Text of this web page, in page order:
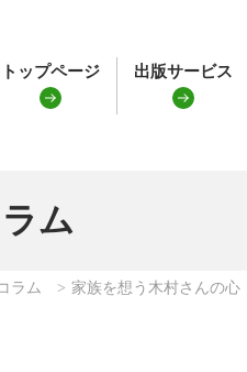
トップページ 出版サービス
ム
ラム 家族を想う木村さんの心